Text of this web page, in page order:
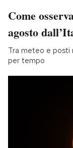
Come
agosto
Tra meteo e posti
per tempo